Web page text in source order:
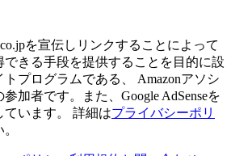
を宣伝しリンクすることによって
きる手段を提供することを目的に設
プログラムである、 Amazonアソシ
加者です。また、Google AdSenseを
います。 詳細はプライバシーポリ